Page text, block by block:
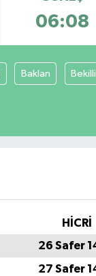
06:08
Baklan Bekilli
HİCRİ
26 Safer
27 Safer